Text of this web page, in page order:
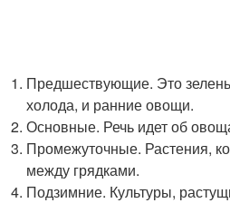
Предшествующие. Это
холода, и ранние овощи.
Основные. Речь идет об
Промежуточные. Растения,
между грядками.
Подзимние. Культуры,